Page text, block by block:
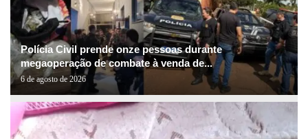
Polícia Civil prende onze pessoas durante
megaoperação de combate à venda de...
6 de agosto de 2026